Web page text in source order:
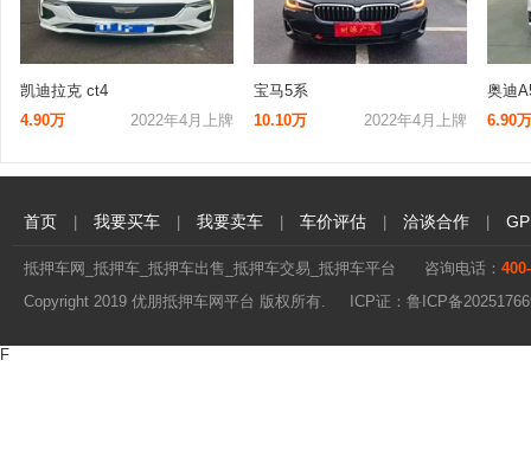
凯迪拉克 ct4
2022年4月上牌
4.90万
宝马5系
2022年4月上牌
10.10万
奥迪
6.90万
首页 我要买车 我要卖车 车价评估 洽谈合作
抵押车网_抵押车_抵押车出售_抵押车交易_抵押车平台 咨询电话：
Copyright 2019 优朋抵押车网平台 版权所有. ICP证： 鲁ICP备
F